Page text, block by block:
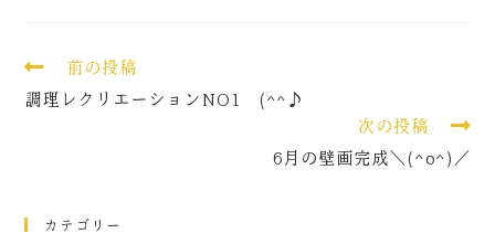
前の投稿
調理レクリエーションNO1 (^^♪
次の投稿
6月の壁画完成＼(^o^)／
カテゴリー